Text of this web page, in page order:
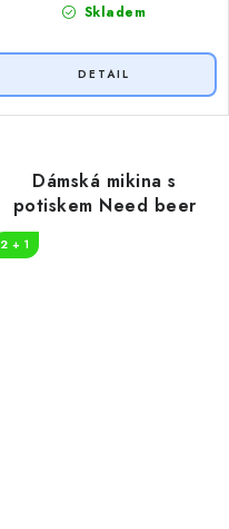
Skladem
Dámská mikina s
potiskem Need beer
2 + 1